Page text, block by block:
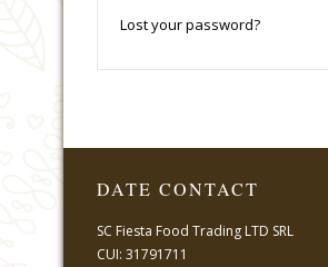
Lost your password?
DATE CONTACT
SC Fiesta Food Trading LTD SRL
CUI: 31791711